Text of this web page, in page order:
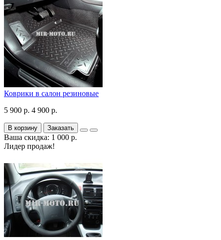
Коврики в салон резиновые
5 900 р. 4 900 р.
В корзину Заказать
Ваша скидка: 1 000 р.
Лидер продаж!